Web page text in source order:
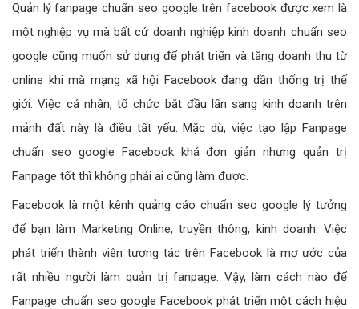
Quản lý fanpage chuẩn seo google trên facebook được xem là
một nghiệp vụ mà bất cứ doanh nghiệp kinh doanh chuẩn seo
google cũng muốn sử dụng để phát triển và tăng doanh thu từ
online khi mà mạng xã hội Facebook đang dần thống trị thế
giới. Việc cá nhân, tổ chức bắt đầu lấn sang kinh doanh trên
mảnh đất này là điều tất yếu. Mặc dù, việc tạo lập Fanpage
chuẩn seo google Facebook khá đơn giản nhưng quản trị
Fanpage tốt thì không phải ai cũng làm được.
Facebook là một kênh quảng cáo chuẩn seo google lý tưởng
để bạn làm Marketing Online, truyền thông, kinh doanh. Việc
phát triển thành viên tương tác trên Facebook là mơ ước của
rất nhiều người làm quản trị fanpage. Vậy, làm cách nào để
Fanpage chuẩn seo google Facebook phát triển một cách hiệu